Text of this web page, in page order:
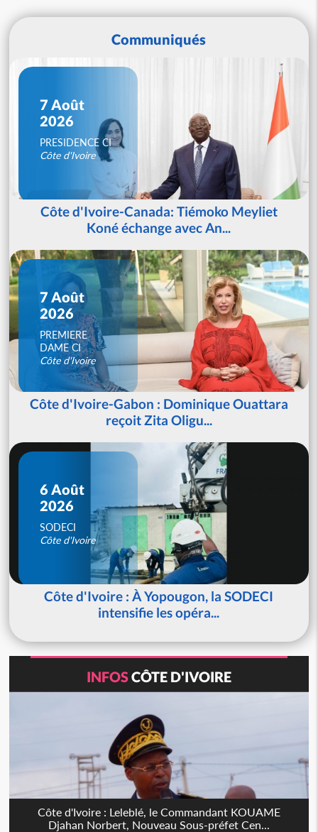
Communiqués
7 Août
2026
PRESIDENCE CI
Côte d'Ivoire
Côte d'Ivoire-Canada: Tiémoko Meyliet
Koné échange avec An...
7 Août
2026
PREMIERE
DAME CI
Côte d'Ivoire
Côte d'Ivoire-Gabon : Dominique Ouattara
reçoit Zita Oligu...
6 Août
2026
SODECI
Côte d'Ivoire
Côte d'Ivoire : À Yopougon, la SODECI
intensifie les opéra...
INFOSCÔTE D'IVOIRE
Côte d'Ivoire : Leleblé, le Commandant KOUAME
Djahan Norbert, Nouveau Sous-préfet Cen...